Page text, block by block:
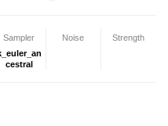
Sampler
cestral
Noise Strength